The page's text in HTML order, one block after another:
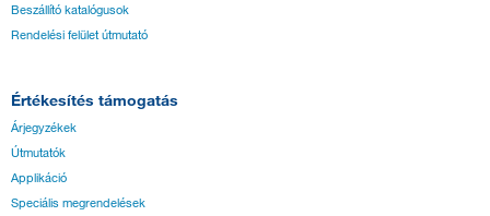
Beszállító katalógusok
Rendelési felület útmutató
Értékesítés támogatás
Árjegyzékek
Útmutatók
Applikáció
Speciális megrendelések